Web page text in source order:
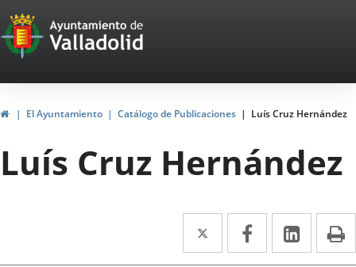
Portal
Web
del
Ayuntamiento
de
Valladolid
InicioEl Ayuntamiento Catálogo de Publicaciones Luís Cruz Hernández
Luís Cruz Hernández
Twitter
Enlace
a
Facebook
Enlace
a
Enlace
a